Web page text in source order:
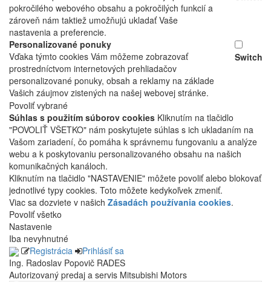
pokročilého webového obsahu a pokročilých funkcií a
zároveň nám taktiež umožňujú ukladať Vaše
nastavenia a preferencie.
Personalizované ponuky
Vďaka týmto cookies Vám môžeme zobrazovať
prostredníctvom internetových prehliadačov
personalizované ponuky, obsah a reklamy na základe
Vašich záujmov zistených na našej webovej stránke.
Switch
Povoliť vybrané
Súhlas s použitím súborov cookies Kliknutím na tlačidlo
"POVOLIŤ VŠETKO" nám poskytujete súhlas s ich ukladaním na
Vašom zariadení, čo pomáha k správnemu fungovaniu a analýze
webu a k poskytovaniu personalizovaného obsahu na našich
komunikačných kanáloch.
Kliknutím na tlačidlo "NASTAVENIE" môžete povoliť alebo blokovať
jednotlivé typy cookies. Toto môžete kedykoľvek zmeniť.
Viac sa dozviete v našich Zásadách používania cookies.
Povoliť všetko
Nastavenie
Iba nevyhnutné
Registrácia
Prihlásiť sa
Ing. Radoslav Popovič RADES
Autorizovaný predaj a servis Mitsubishi Motors